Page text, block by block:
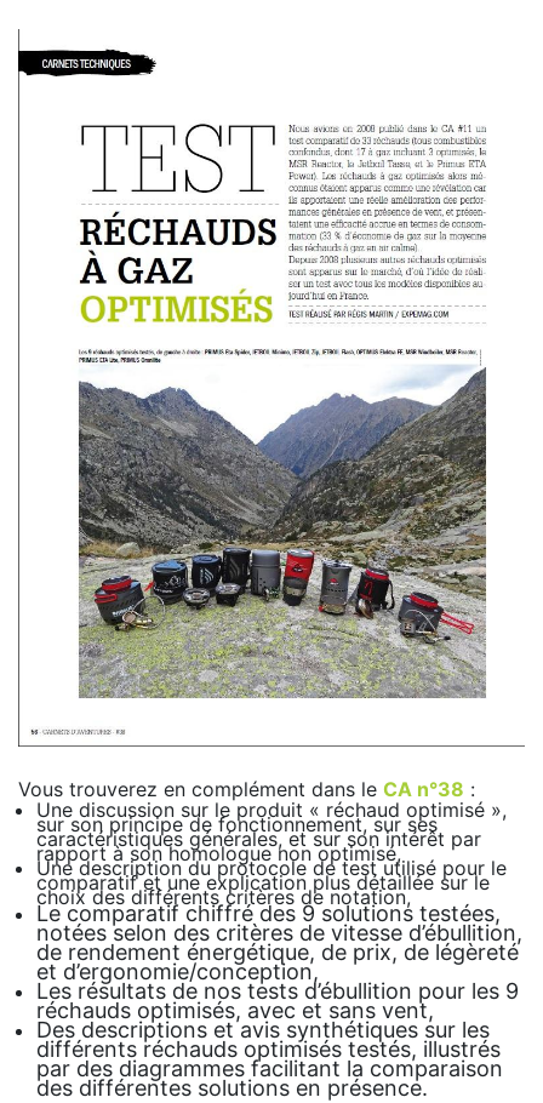
Vous trouverez en complément dans le CA n°38 :
Une discussion sur le produit « réchaud optimisé »,
sur son principe de fonctionnement, sur ses
caractéristiques générales, et sur son intérêt par
rapport à son homologue non optimisé,
Une description du protocole de test utilisé pour le
comparatif et une explication plus détaillée sur le
choix des différents critères de notation,
Le comparatif chiffré des 9 solutions testées,
notées selon des critères de vitesse d’ébullition,
de rendement énergétique, de prix, de légèreté
et d’ergonomie/conception,
Les résultats de nos tests d’ébullition pour les 9
réchauds optimisés, avec et sans vent,
Des descriptions et avis synthétiques sur les
différents réchauds optimisés testés, illustrés
par des diagrammes facilitant la comparaison
des différentes solutions en présence.